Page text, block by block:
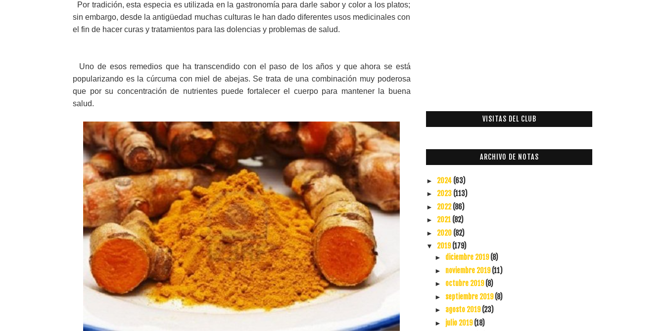
Por tradición, esta especia es utilizada en la gastronomía para darle sabor y color a los platos;
sin embargo, desde la antigüedad muchas culturas le han dado diferentes usos medicinales con
el fin de hacer curas y tratamientos para las dolencias y problemas de salud.
Uno de esos remedios que ha transcendido con el paso de los años y que ahora se está
popularizando es la cúrcuma con miel de abejas. Se trata de una combinación muy poderosa
que por su concentración de nutrientes puede fortalecer el cuerpo para mantener la buena
salud.
VISITAS DEL CLUB
ARCHIVO DE NOTAS
► 2024 (63)
► 2023 (113)
► 2022(86)
► 2021 (82)
► 2020 (82)
▼ 2019(179)
► diciembre 2019(8)
► noviembre 2019(11)
► octubre 2019(8)
► septiembre 2019(8)
► agosto 2019(23)
► julio 2019(18)